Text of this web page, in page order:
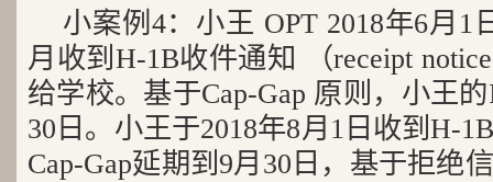
小案例4：小王 OPT 2018年6月1
月收到H-1B收件通知 （receipt
给学校。基于Cap-Gap 原则，小王
30日。小王于2018年8月1日收到H-
Cap-Gap延期到9月30日，基于拒绝